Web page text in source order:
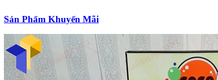
Sản Phẩm Khuyến Mãi